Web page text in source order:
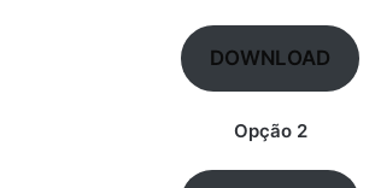
DOWNLOAD
Opção 2